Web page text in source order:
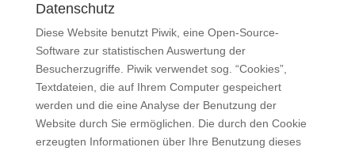
Datenschutz
Diese Website benutzt Piwik, eine Open-Source-
Software zur statistischen Auswertung der
Besucherzugriffe. Piwik verwendet sog. “Cookies”,
Textdateien, die auf Ihrem Computer gespeichert
werden und die eine Analyse der Benutzung der
Website durch Sie ermöglichen. Die durch den Cookie
erzeugten Informationen über Ihre Benutzung dieses